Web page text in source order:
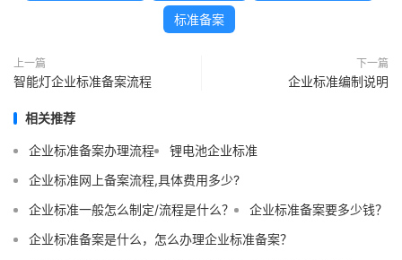
标准备案
上一篇
智能灯企业标准备案流程
下一篇
企业标准编制说明
相关推荐
企业标准备案办理流程
锂电池企业标准
企业标准网上备案流程,具体费用多少?
企业标准一般怎么制定/流程是什么？
企业标准备案要多少钱？
企业标准备案是什么，怎么办理企业标准备案？